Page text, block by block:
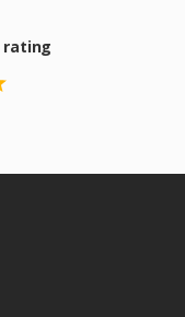
rating